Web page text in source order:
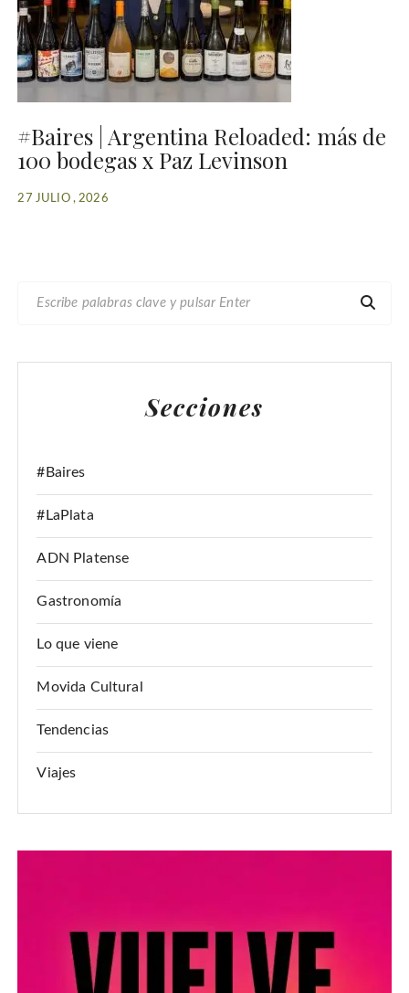
#Baires | Argentina Reloaded: más de
100 bodegas x Paz Levinson
27 JULIO , 2026
C
Secciones
#Baires
#LaPlata
ADN Platense
Gastronomía
Lo que viene
Movida Cultural
Tendencias
Viajes